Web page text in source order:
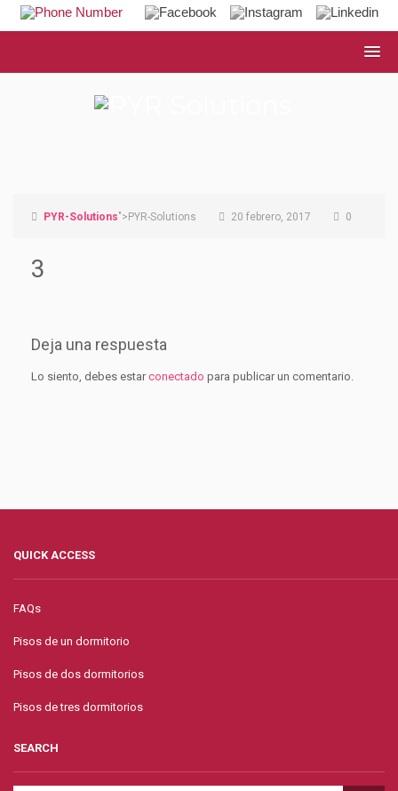
PYR-Solutions">PYR-Solutions 20 febrero, 2017 0
3
Deja una respuesta
Lo siento, debes estarconectado para publicar un comentario.
QUICK ACCESS
FAQs
Pisos de un dormitorio
Pisos de dos dormitorios
Pisos de tres dormitorios
SEARCH